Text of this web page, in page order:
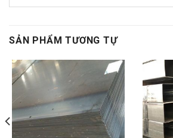
SẢN PHẨM TƯƠNG TỰ